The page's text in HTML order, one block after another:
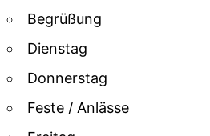
Begrüßung
Dienstag
Donnerstag
Feste / Anlässe